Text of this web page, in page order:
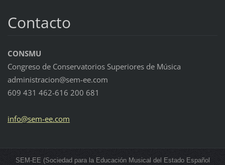
Contacto
CONSMU
Congreso de Conservatorios Superiores de Música
administracion@sem-ee.com
609 431 462-616 200 681
info@sem-ee.com
SEM-EE (Sociedad para la Educación Musical del Estado Español